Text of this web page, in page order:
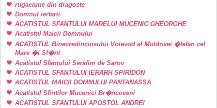
rugaciune din dragoste
Domnul iertarii
ACATISTUL SFANTULUI MARELUI MUCENIC GHEORGHE
Acatistul Maicii Domnului
ACATISTUL Binecredinciosului Voievod al Moldovei �tefan cel
Mare �i Sf�nt
Acatistul Sfantului Serafim de Sarov
ACATISTUL SFANTULUI IERARH SPIRIDON
ACATISTUL MAICII DOMNULUI PANTANASSA
Acatistul Sfintilor Mucenici Br�ncoveni
ACATISTUL SFANTULUI APOSTOL ANDREI